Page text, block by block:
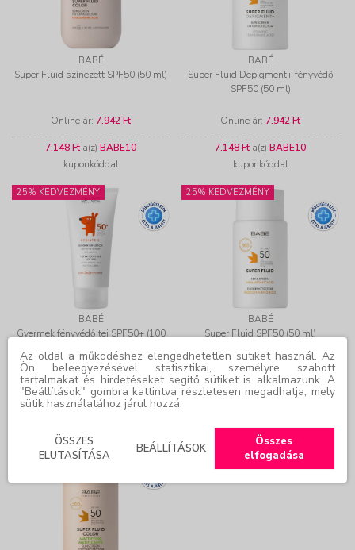
BABÉ
Super Fluid színezett SPF50 (50 ml)
Online ár: 7.942 Ft
7.148 Ft a(z) BABE10
kuponkóddal
BABÉ
Super Fluid Depigment+ fényvédő
SPF50 (50 ml)
Online ár: 7.942 Ft
7.148 Ft a(z) BABE10
kuponkóddal
25% KEDVEZMÉNY
BABÉ
Gyermek fényvédő tej SPF50+ (100
Online ár: 9.617 Ft
8.655 Fta(z)BABE10
25% KEDVEZMÉNY
BABÉ
Super Fluid SPF50 (50 ml)
Online ár:7.942 Ft
25% KEDVEZMÉNY
Az oldal a működéshez elengedhetetlen sütiket használ. Az
Ön beleegyezésével statisztikai, személyre szabott
tartalmakat és hirdetéseket segítő sütiket is alkalmazunk. A
"Beállítások" gombra kattintva részletesen megadhatja, mely
sütik használatához járul hozzá.
ÖSSZES
ELUTASÍTÁSA
BEÁLLÍTÁSOK
Összes
elfogadása